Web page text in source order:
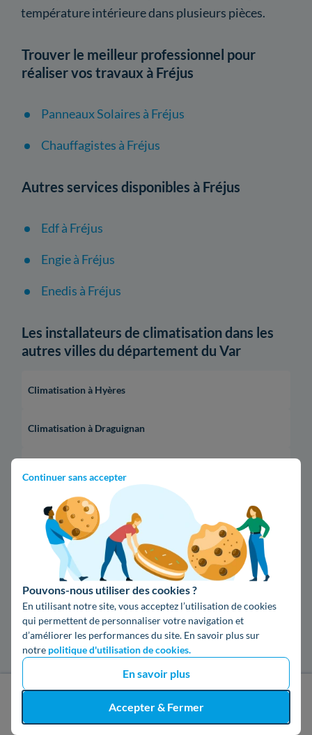
Continuer sans accepter
Pouvons-nous utiliser des cookies ?
En utilisant notre site, vous acceptez l’utilisation de cookies
qui permettent de personnaliser votre navigation et
d’améliorer les performances du site. En savoir plus sur
notre politique d'utilisation de cookies.
En savoir plus
Accepter & Fermer
J'obtiens un devis gratuit
température intérieure dans plusieurs pièces.
Trouver le meilleur professionnel pour
réaliser vos travaux à Fréjus
Panneaux Solaires à Fréjus
Chauffagistes à Fréjus
Autres services disponibles à Fréjus
Edf à Fréjus
Engie à Fréjus
Enedis à Fréjus
Les installateurs de climatisation dans les
autres villes du département du Var
Climatisation à Hyères
Climatisation à Draguignan
Climatisation à Toulon
Les installateurs de climatisation dans les
villes les plus recherchées
Climatisation à Montpellier
Climatisation à Nice
Climatisation à Marseille